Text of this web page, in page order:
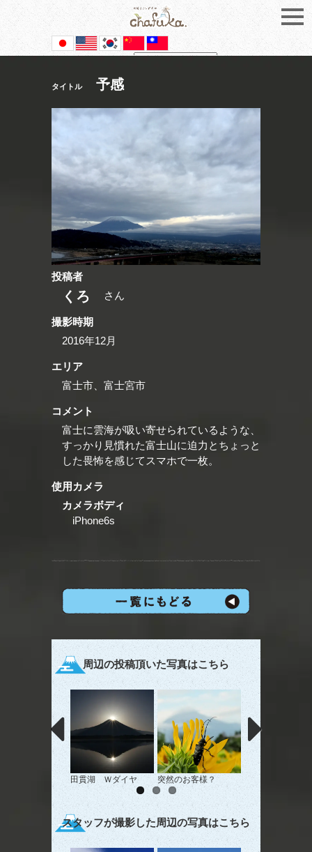
タイトル 予感
投稿者
くろ さん
撮影時期
2016年12月
エリア
富士市、富士宮市
コメント
富士に雲海が吸い寄せられているような、
すっかり見慣れた富士山に迫力とちょっと
した畏怖を感じてスマホで一枚。
使用カメラ
カメラボディ
iPhone6s
周辺の投稿頂いた写真はこちら
田貫湖 Ｗダイヤ 突然のお客様？
スタッフが撮影した周辺の写真はこちら